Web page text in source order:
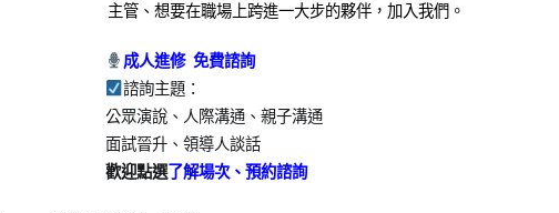
主管、想要在職場上跨進一大步的夥伴，加入我們。
成人進修 免費諮詢
諮詢主題：
公眾演說、人際溝通、親子溝通
面試晉升、領導人談話
歡迎點選了解場次、預約諮詢